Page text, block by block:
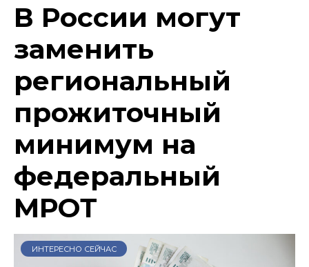
В России могут
заменить
региональный
прожиточный
минимум на
федеральный
МРОТ
ИНТЕРЕСНО СЕЙЧАС